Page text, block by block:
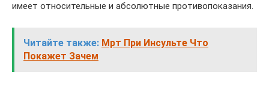
имеет относительные и абсолютные противопоказания.
Читайте также: Мрт При Инсульте Что
Покажет Зачем